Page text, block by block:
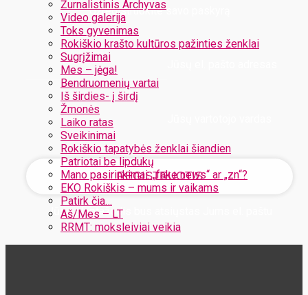
Žurnalistinis Archyvas
Video galerija
Toks gyvenimas
Rokiškio krašto kultūros pažinties ženklai
Sugrįžimai
Mes – jėga!
Bendruomenių vartai
Iš širdies- į širdį
Žmonės
Laiko ratas
Sveikinimai
Rokiškio tapatybės ženklai šiandien
Patriotai be lipdukų
Mano pasirinkimai: „fake news“ ar „zn“?
EKO Rokiškis – mums ir vaikams
Patirk čia…
Aš/Mes – LT
RRMT: moksleiviai veikia
Užregistruokite savo paskyrą
Jūsų slaptažodis bus atsiųstas Jums el. paštu